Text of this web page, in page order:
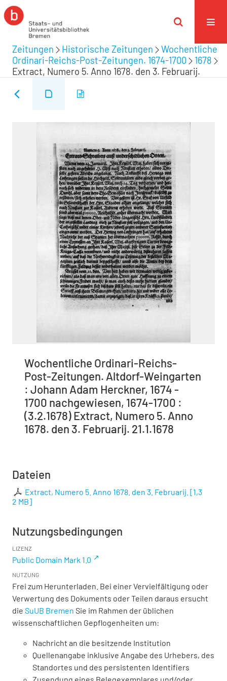
Zeitungen Historische Zeitungen
Wochentliche
Ordinari-Reichs-Post-Zeitungen. 1674-1700
1678
Extract, Numero 5. Anno 1678. den 3. Februarij.
Wochentliche Ordinari-Reichs-
Post-Zeitungen. Altdorf-Weingarten
: Johann Adam Herckner, 1674 -
1700 nachgewiesen, 1674-1700 :
(3.2.1678) Extract, Numero 5. Anno
1678. den 3. Februarij. 21.1.1678
Dateien
Extract, Numero 5. Anno 1678. den 3. Februarij. [1,3
2 MB]
Nutzungsbedingungen
LIZENZ
Public Domain Mark 1.0
NUTZUNG
Frei zum Herunterladen. Bei einer Vervielfältigung oder
Verwertung des Dokuments oder Teilen daraus ersucht
die SuUB Bremen Sie im Rahmen der üblichen
wissenschaftlichen Gepflogenheiten um:
Nachricht an die besitzende Institution
Quellenangabe inklusive Angabe des Urhebers, des
Standortes und des persistenten Identifiers